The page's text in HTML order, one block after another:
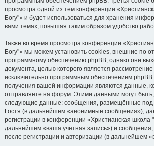
просмотра одной из тем конференции
Богу"» и будет использоваться для хранения
вами темах, повышая таким образом удобство
Также во время просмотра конференции
Богу"» мы можем установить cookies, внешние по
программному обеспечению phpBB, однако они
документа, целью которого является
исключительно программным обеспечением
получения вашей информации являются данные,
отправляете на форум. Этими данными могут
следующие данные: сообщения, размещённые под
Гостя (в дальнейшем «анонимные сообщения»),
регистрации в конференции «Христианская школа
дальнейшем «ваша учётная запись») и
после регистрации и авторизации (в дальнейшем